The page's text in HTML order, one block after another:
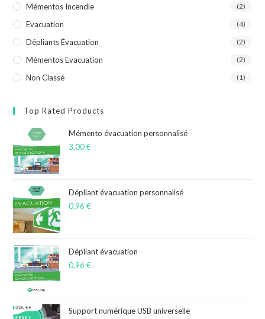
Mémentos Incendie (2)
Evacuation (4)
Dépliants Évacuation (2)
Mémentos Evacuation (2)
Non Classé (1)
Top Rated Products
Mémento évacuation personnalisé
3,00€
Dépliant évacuation personnalisé
0,96€
Dépliant évacuation
0,96€
Support numérique USB universelle